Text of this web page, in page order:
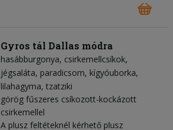
Gyros tál Dallas módra
hasábburgonya csirkemellcsíkok
jégsaláta paradicsom kígyóuborka
lilahagyma tzatziki
görög fűszeres csíkozott-kockázott
csirkemellel
A plusz feltéteknél kérhető plusz